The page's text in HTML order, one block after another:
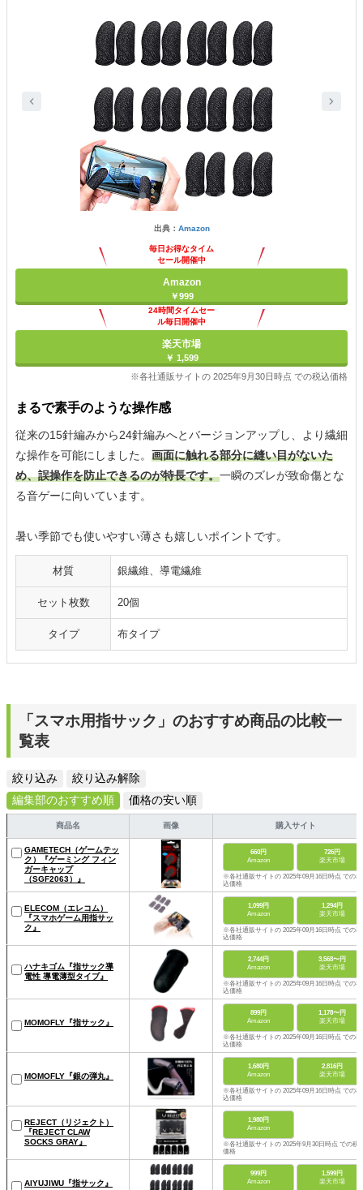
出典： Amazon
毎日お得なタイム
セール開催中
Amazon
￥999
24時間タイムセー
ル毎日開催中
楽天市場
￥ 1,599
※各社通販サイトの 2025年9月30日時点 での税込価格
まるで素手のような操作感
従来の15針編みから24針編みへとバージョンアップし、より繊細
な操作を可能にしました。 画面に触れる部分に縫い目がないた
め、誤操作を防止できるのが特長です。一瞬のズレが致命傷とな
る音ゲーに向いています。
暑い季節でも使いやすい薄さも嬉しいポイントです。
材質 銀繊維、導電繊維
セット枚数 20個
タイプ 布タイプ
「スマホ用指サック」のおすすめ商品の比較一
覧表
絞り込み
絞り込み解除
編集部のおすすめ順
価格の安い順
商品名 画像 購入サイト
GAMETECH（ゲームテッ
ク）『ゲーミング フィン
ガーキャップ
（SGF2063）』
660円
Amazon
726円
楽天市場
※各社通販サイトの 2025年09月16日時点 での税
込価格
ELECOM（エレコム）
『スマホゲーム用指サッ
ク』
1,099円
Amazon
1,294円
楽天市場
※各社通販サイトの 2025年09月16日時点 での税
込価格
ハナキゴム『指サック導
電性 導電薄型タイプ』
2,744円
Amazon
3,568〜円
楽天市場
※各社通販サイトの 2025年09月16日時点 での税
込価格
MOMOFLY『指サック』
899円
Amazon
1,178〜円
楽天市場
※各社通販サイトの 2025年09月16日時点 での税
込価格
MOMOFLY『銀の弾丸』
1,680円
Amazon
2,816円
楽天市場
※各社通販サイトの 2025年09月16日時点 での税
込価格
REJECT（リジェクト）
『REJECT CLAW
SOCKS GRAY』
1,980円
Amazon
※各社通販サイトの 2025年9月30日時点 での税
価格
AIYUJIWU『指サック』
999円
Amazon
1,599円
楽天市場